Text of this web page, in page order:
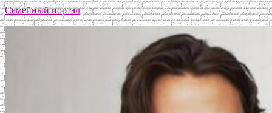
Семейный портал